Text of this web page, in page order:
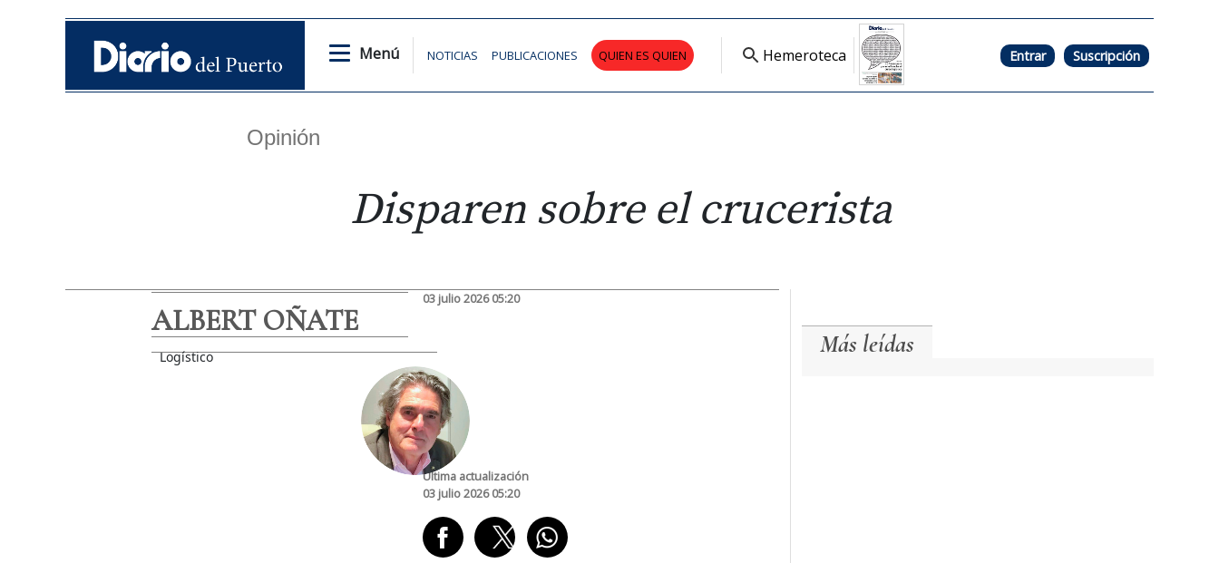
Menú NOTICIAS PUBLICACIONES QUIEN ES QUIEN Hemeroteca Entrar Suscripción
Opinión
Disparen sobre el crucerista
03 julio 2026 05:20
ALBERT OÑATE
Logístico
Última actualización
03 julio 2026 05:20
Más leídas